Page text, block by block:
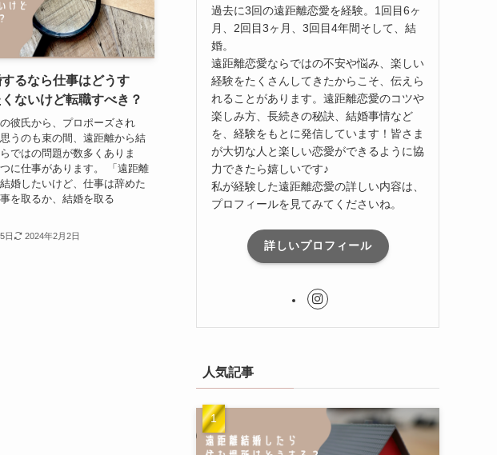
るなら仕事はどうす
ないけど転職すべき？
彼氏から、プロポーズされ
うのも束の間、遠距離から結
ではの問題が数多くありま
に仕事があります。 「遠距離
婚したいけど、仕事は辞めた
を取るか、結婚を取る
日 2024年2月2日
過去に3回の遠距離恋愛を経験。1回目6ヶ
月、2回目3ヶ月、3回目4年間そして、結
婚。
遠距離恋愛ならではの不安や悩み、楽しい
経験をたくさんしてきたからこそ、伝えら
れることがあります。遠距離恋愛のコツや
楽しみ方、長続きの秘訣、結婚事情など
を、経験をもとに発信しています！皆さま
が大切な人と楽しい恋愛ができるように協
力できたら嬉しいです♪
私が経験した遠距離恋愛の詳しい内容は、
プロフィールを見てみてくださいね。
詳しいプロフィール
人気記事